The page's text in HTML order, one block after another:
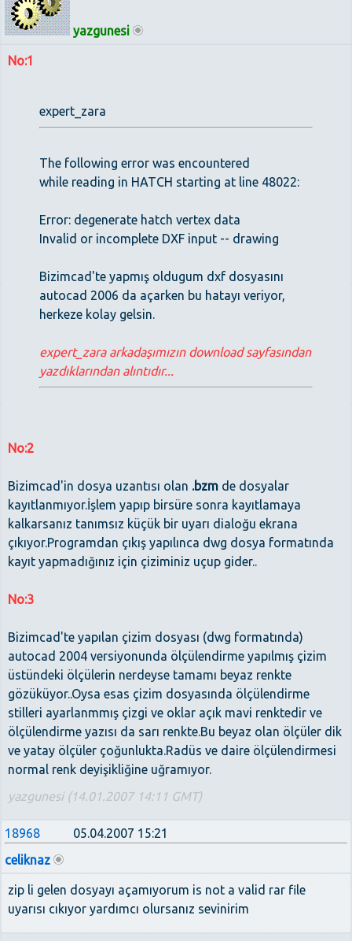
yazgunesi
No:1
expert_zara
The following error was encountered
while reading in HATCH starting at line 48022:
Error: degenerate hatch vertex data
Invalid or incomplete DXF input -- drawing
Bizimcad'te yapmış oldugum dxf dosyasını
autocad 2006 da açarken bu hatayı veriyor,
herkeze kolay gelsin.
expert_zara arkadaşımızın download sayfasından
yazdıklarından alıntıdır...
No:2
Bizimcad'in dosya uzantısı olan .bzm de dosyalar
kayıtlanmıyor.İşlem yapıp birsüre sonra kayıtlamaya
kalkarsanız tanımsız küçük bir uyarı dialoğu ekrana
çıkıyor.Programdan çıkış yapılınca dwg dosya formatında
kayıt yapmadığınız için çiziminiz uçup gider..
No:3
Bizimcad'te yapılan çizim dosyası (dwg formatında)
autocad 2004 versiyonunda ölçülendirme yapılmış çizim
üstündeki ölçülerin nerdeyse tamamı beyaz renkte
gözüküyor..Oysa esas çizim dosyasında ölçülendirme
stilleri ayarlanmmış çizgi ve oklar açık mavi renktedir ve
ölçülendirme yazısı da sarı renkte.Bu beyaz olan ölçüler dik
ve yatay ölçüler çoğunlukta.Radüs ve daire ölçülendirmesi
normal renk deyişikliğine uğramıyor.
yazgunesi (14.01.2007 14:11 GMT)
18968
05.04.2007 15:21
celiknaz
zip li gelen dosyayı açamıyorum is not a valid rar file
uyarısı cıkıyor yardımcı olursanız sevinirim